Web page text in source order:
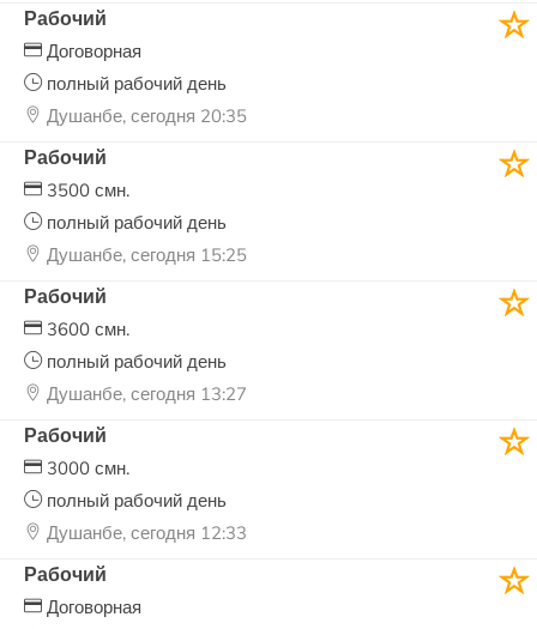
Рабочий
Договорная
полный рабочий день
Душанбе, сегодня 20:35
Рабочий
3500 смн.
полный рабочий день
Душанбе, сегодня 15:25
Рабочий
3600 смн.
полный рабочий день
Душанбе, сегодня 13:27
Рабочий
3000 смн.
полный рабочий день
Душанбе, сегодня 12:33
Рабочий
Договорная